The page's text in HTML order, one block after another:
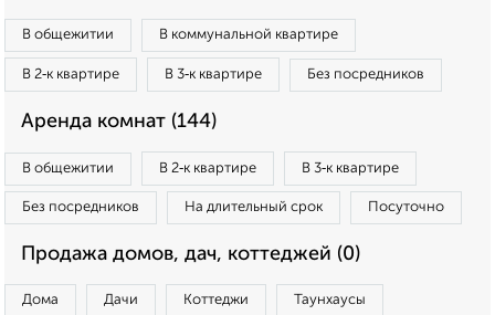
В общежитии В коммунальной квартире
В 2‑к квартире В 3‑к квартире Без посредников
Аренда комнат (144)
В общежитии В 2‑к квартире В 3‑к квартире
Без посредников На длительный срок Посуточно
Продажа домов, дач, коттеджей (0)
Дома Дачи Коттеджи Таунхаусы